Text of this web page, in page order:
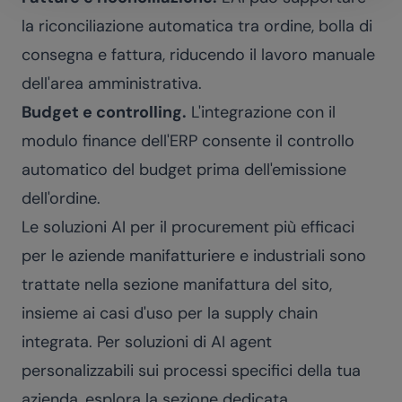
la riconciliazione automatica tra ordine, bolla di
consegna e fattura, riducendo il lavoro manuale
dell'area amministrativa.
Budget e controlling. L'integrazione con il
modulo finance dell'ERP consente il controllo
automatico del budget prima dell'emissione
dell'ordine.
Le soluzioni AI per il procurement più efficaci
per le aziende manifatturiere e industriali sono
trattate nella sezione manifattura del sito,
insieme ai casi d'uso per la supply chain
integrata. Per soluzioni di AI agent
personalizzabili sui processi specifici della tua